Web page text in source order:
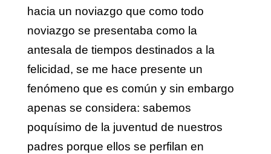
hacia un noviazgo que como todo
noviazgo se presentaba como la
antesala de tiempos destinados a la
felicidad, se me hace presente un
fenómeno que es común y sin embargo
apenas se considera: sabemos
poquísimo de la juventud de nuestros
padres porque ellos se perfilan en